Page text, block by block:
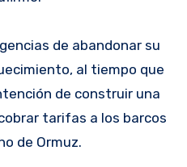
de abandonar su
al tiempo que
de construir una
tarifas a los barcos
de Ormuz.